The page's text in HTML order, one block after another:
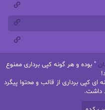
فاولز
" بوده و هر گونه کپی برداری ممنوع
رایانه ای کپی برداری از قالب و محتوا پیگرد
داشت.